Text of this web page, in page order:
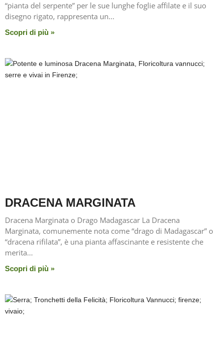
“pianta del serpente” per le sue lunghe foglie affilate e il suo
disegno rigato, rappresenta un
Scopri di più »
DRACENA MARGINATA
Dracena Marginata o Drago Madagascar La Dracena
Marginata, comunemente nota come “drago di Madagascar” o
“dracena rifilata”, è una pianta affascinante e resistente che
merita
Scopri di più »